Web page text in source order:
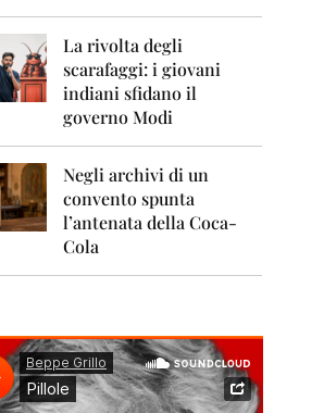
La rivolta degli
scarafaggi: i giovani
indiani sfidano il
governo Modi
Negli archivi di un
convento spunta
l’antenata della Coca-
Cola